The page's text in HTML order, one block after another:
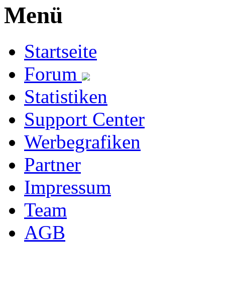
Menü
Startseite
Forum
Statistiken
Support Center
Werbegrafiken
Partner
Impressum
Team
AGB